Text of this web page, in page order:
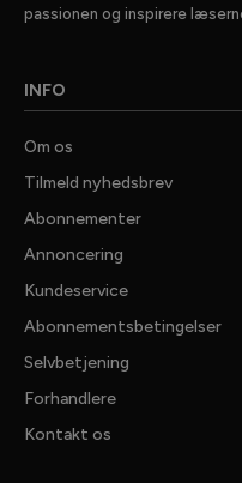
passionen og inspirere
INFO
Om os
Tilmeld nyhedsbrev
Abonnementer
Annoncering
Kundeservice
Abonnementsbetingelser
Selvbetjening
Forhandlere
Kontakt os